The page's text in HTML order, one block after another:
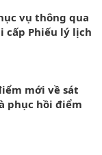
vụ thông qua
cấp Phiếu lý lịch
mới về sát
phục hồi điểm